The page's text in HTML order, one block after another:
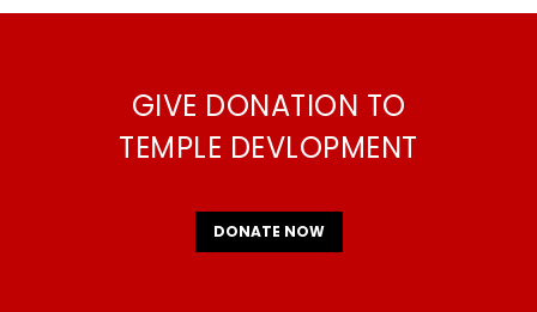
GIVE DONATION TO
TEMPLE DEVLOPMENT
DONATE NOW